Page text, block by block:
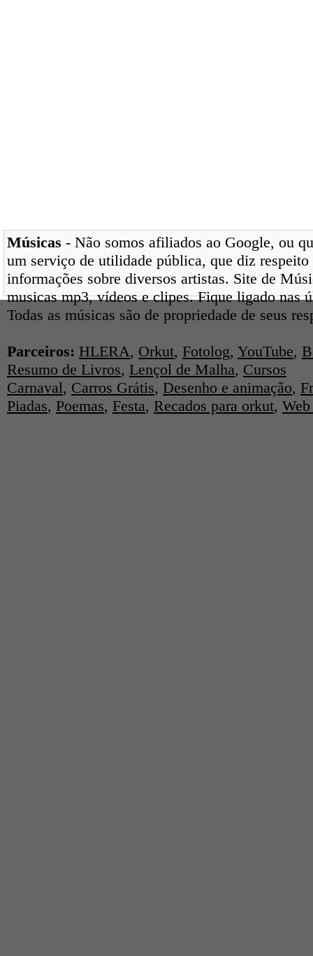
Músicas - Não somos afiliados ao Google, ou
um serviço de utilidade pública, que diz
informações sobre diversos artistas. Site de
musicas mp3, vídeos e clipes. Fique ligado nas
Todas as músicas são de propriedade de seus
Parceiros: HLERA, Orkut, Fotolog, YouTube,
Resumo de Livros, Lençol de Malha, Cursos
Carnaval, Carros Grátis, Desenho e animação,
Piadas, Poemas, Festa, Recados para orkut,